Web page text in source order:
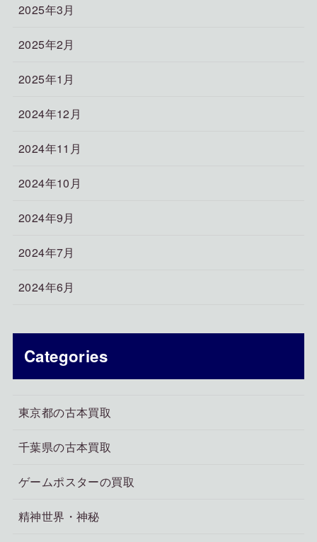
2025年3月
2025年2月
2025年1月
2024年12月
2024年11月
2024年10月
2024年9月
2024年7月
2024年6月
Categories
東京都の古本買取
千葉県の古本買取
ゲームポスターの買取
精神世界・神秘